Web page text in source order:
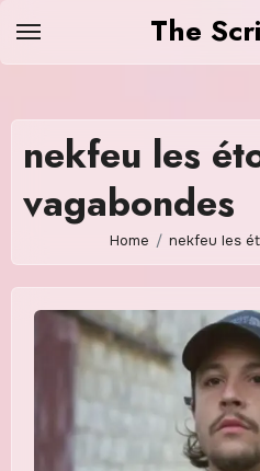
The
nekfeu les
vagabondes
Home nekfeu les